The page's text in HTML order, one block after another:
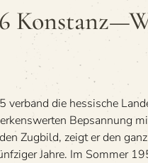
/
E 676
Konstanz
—
ver­band die hes­si­sche
Bepsan­nung
Zug­bild, zeigt er den
Jahre. Im Som­mer